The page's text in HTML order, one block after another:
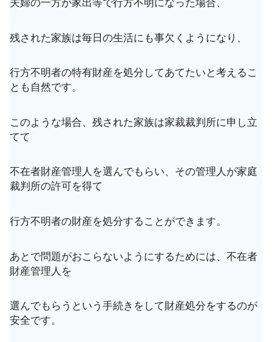
残された家族は毎日の生活にも事欠くようになり、
行方不明者の特有財産を処分してあてたいと考えるこ
とも自然です。
このような場合、残された家族は家裁裁判所に申し立
てて
不在者財産管理人を選んでもらい、その管理人が家庭
裁判所の許可を得て
行方不明者の財産を処分することができます。
あとで問題がおこらないようにするためには、不在者
財産管理人を
選んでもらうという手続きをして財産処分をするのが
安全です。